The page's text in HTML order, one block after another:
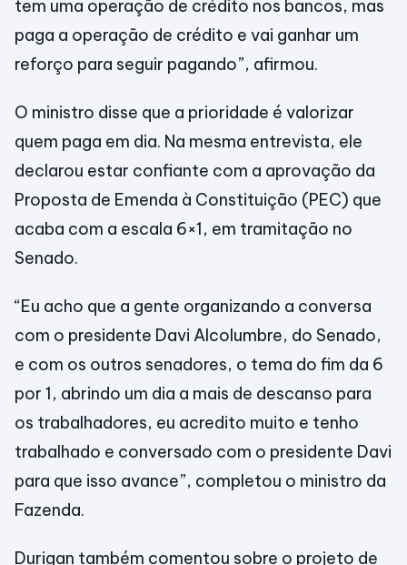
tem uma operação de crédito nos bancos, mas
paga a operação de crédito e vai ganhar um
reforço para seguir pagando”, afirmou.
O ministro disse que a prioridade é valorizar
quem paga em dia. Na mesma entrevista, ele
declarou estar confiante com a aprovação da
Proposta de Emenda à Constituição (PEC) que
acaba com a escala 6×1, em tramitação no
Senado.
“Eu acho que a gente organizando a conversa
com o presidente Davi Alcolumbre, do Senado,
e com os outros senadores, o tema do fim da 6
por 1, abrindo um dia a mais de descanso para
os trabalhadores, eu acredito muito e tenho
trabalhado e conversado com o presidente Davi
para que isso avance”, completou o ministro da
Fazenda.
Durigan também comentou sobre o projeto de